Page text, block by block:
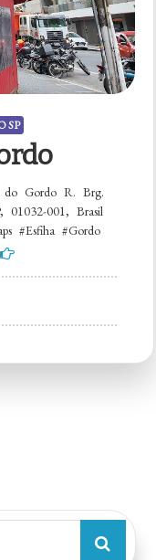
SP
do Gordo R. Brg.
001, Brasil
#Esfiha #Gordo